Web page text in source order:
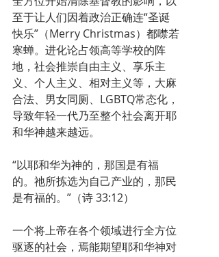
至于让人们因着政治正确连“圣诞
快乐”（Merry Christmas）都噤若
寒蝉。进化论占领高等学校的阵
地，社会推崇自由主义、享乐主
义、个人主义、相对主义等，大麻
合法、男女同厕、LGBTQ常态化，
导致年轻一代乃至整个社会离开耶
和华神越来越远。
“以耶和华为神的，那国是有福
的。祂所拣选为自己产业的，那民
是有福的。”（诗 33:12）
一个将上帝在各个领域进行全方位
驱逐的社会，焉能期望耶和华神对